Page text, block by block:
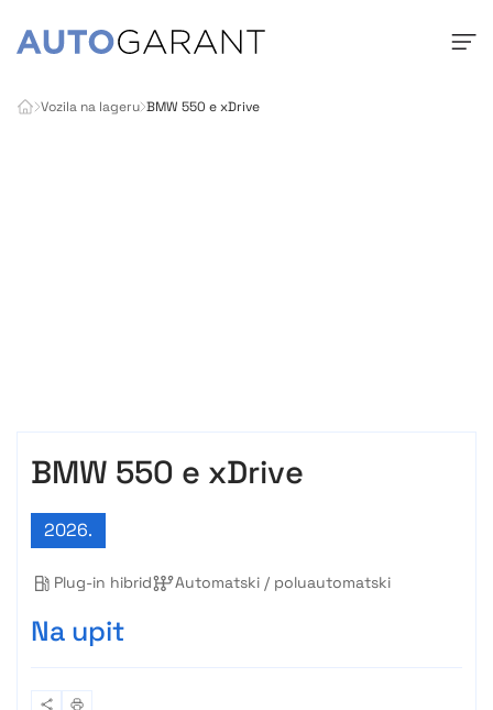
Vozila na lageru BMW 550 e xDrive
BMW 550 e xDrive
2026.
Plug-in hibrid Automatski / poluautomatski
Na upit